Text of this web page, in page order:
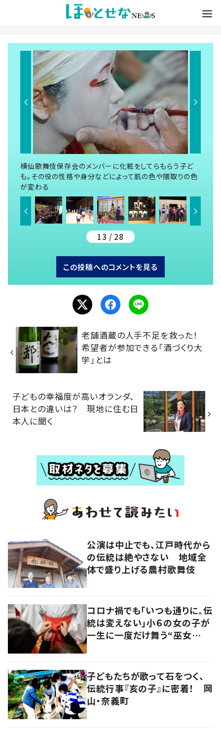
横仙歌舞伎保存会のメンバーに化粧をしてらもらう子ど
も。その役の性格や身分などによって肌の色や隈取りの色
が変わる
13 / 28
この投稿へのコメントを見る
老舗酒蔵の人手不足を救った！
希望者が参加できる「酒づくり大
学」とは
子どもの幸福度が高いオランダ、
日本との違いは？ 現地に住む日
本人に聞く
公演は中止でも、江戸時代から
の伝統は絶やさない 地域全
体で盛り上げる農村歌舞伎
コロナ禍でも「いつも通りに。伝
統は変えない」小６の女の子が
一生に一度だけ舞う“巫女
子どもたちが歌って石をつく、
伝統行事『亥の子』に密着！ 岡
山・奈義町